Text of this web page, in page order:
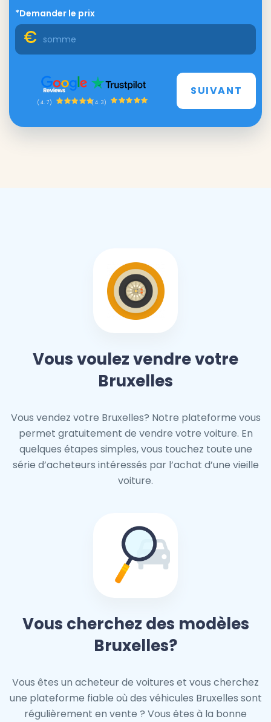
*Demander le prix
(4.7) (4.3)
SUIVANT
Vous voulez vendre votre
Bruxelles
Vous vendez votre Bruxelles? Notre plateforme vous
permet gratuitement de vendre votre voiture. En
quelques étapes simples, vous touchez toute une
série d’acheteurs intéressés par l’achat d’une vieille
voiture.
Vous cherchez des modèles
Bruxelles?
Vous êtes un acheteur de voitures et vous cherchez
une plateforme fiable où des véhicules Bruxelles sont
régulièrement en vente ? Vous êtes à la bonne